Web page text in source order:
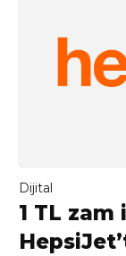
Dijital
1 TL zam